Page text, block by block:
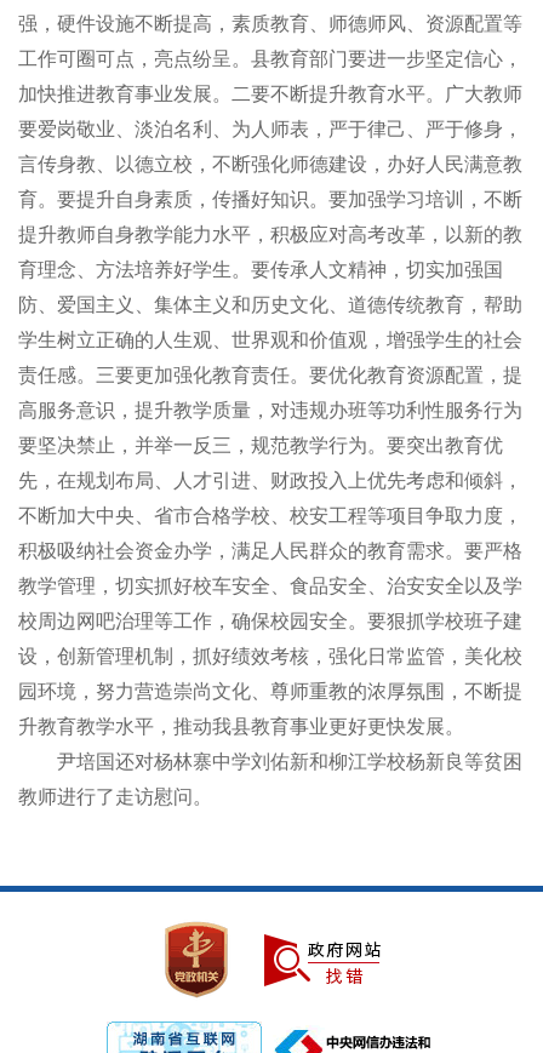
强，硬件设施不断提高，素质教育、师德师风、资源配置等
工作可圈可点，亮点纷呈。县教育部门要进一步坚定信心，
加快推进教育事业发展。二要不断提升教育水平。广大教师
要爱岗敬业、淡泊名利、为人师表，严于律己、严于修身，
言传身教、以德立校，不断强化师德建设，办好人民满意教
育。要提升自身素质，传播好知识。要加强学习培训，不断
提升教师自身教学能力水平，积极应对高考改革，以新的教
育理念、方法培养好学生。要传承人文精神，切实加强国
防、爱国主义、集体主义和历史文化、道德传统教育，帮助
学生树立正确的人生观、世界观和价值观，增强学生的社会
责任感。三要更加强化教育责任。要优化教育资源配置，提
高服务意识，提升教学质量，对违规办班等功利性服务行为
要坚决禁止，并举一反三，规范教学行为。要突出教育优
先，在规划布局、人才引进、财政投入上优先考虑和倾斜，
不断加大中央、省市合格学校、校安工程等项目争取力度，
积极吸纳社会资金办学，满足人民群众的教育需求。要严格
教学管理，切实抓好校车安全、食品安全、治安安全以及学
校周边网吧治理等工作，确保校园安全。要狠抓学校班子建
设，创新管理机制，抓好绩效考核，强化日常监管，美化校
园环境，努力营造崇尚文化、尊师重教的浓厚氛围，不断提
升教育教学水平，推动我县教育事业更好更快发展。
尹培国还对杨林寨中学刘佑新和柳江学校杨新良等贫困
教师进行了走访慰问。